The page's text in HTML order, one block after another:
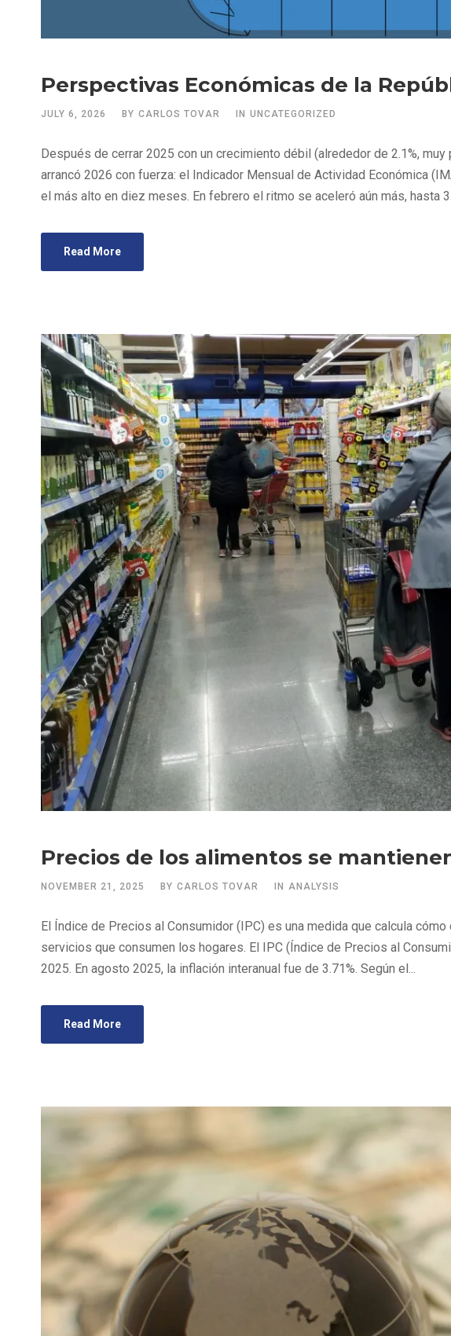
Perspectivas Económicas de la
JULY 6, 2026 BY CARLOS TOVAR IN UNCATEGORIZED
Después de cerrar 2025 con un crecimiento débil (alrededor de 2.1%,
arrancó 2026 con fuerza: el Indicador Mensual de Actividad Económica
el más alto en diez meses. En febrero el ritmo se aceleró aún más, hasta
Read More
Precios de los alimentos se
NOVEMBER 21, 2025 BY CARLOS TOVAR IN ANALYSIS
El Índice de Precios al Consumidor (IPC) es una medida que calcula
servicios que consumen los hogares. El IPC (Índice de Precios al
2025. En agosto 2025, la inflación interanual fue de 3.71%. Según el...
Read More